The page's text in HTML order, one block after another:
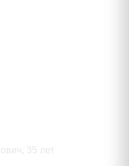
35 лет